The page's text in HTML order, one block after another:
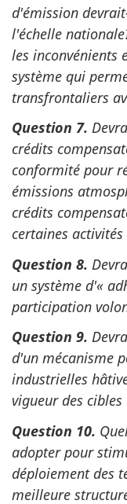
d'émission
l'échelle
les inconvénients
système qui
transfrontaliers
Question 7.
crédits
conformité pour
émissions
crédits
certaines
Question 8.
un système d'«
participation
Question 9.
d'un mécanisme
industrielles
vigueur des
Question 10.
adopter pour
déploiement des
meilleure